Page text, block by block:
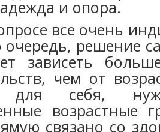
и опора.
все очень
очередь, решение
зависеть
чем от
для себя,
возрастные
связано со